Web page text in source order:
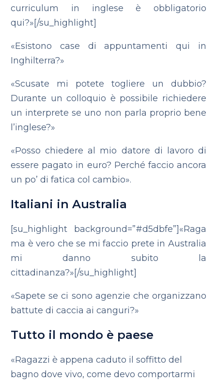
curriculum in inglese è obbligatorio
qui?»[/su_highlight]
«Esistono case di appuntamenti qui in
Inghilterra?»
«Scusate mi potete togliere un dubbio?
Durante un colloquio è possibile richiedere
un interprete se uno non parla proprio bene
l’inglese?»
«Posso chiedere al mio datore di lavoro di
essere pagato in euro? Perché faccio ancora
un po’ di fatica col cambio».
Italiani in Australia
[su_highlight background=”#d5dbfe”]«Raga
ma è vero che se mi faccio prete in Australia
mi danno subito la
cittadinanza?»[/su_highlight]
«Sapete se ci sono agenzie che organizzano
battute di caccia ai canguri?»
Tutto il mondo è paese
«Ragazzi è appena caduto il soffitto del
bagno dove vivo, come devo comportarmi